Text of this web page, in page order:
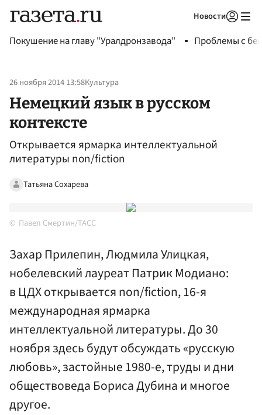
Новости
Покушение на главу "Уралдронзавода" Проблемы с
26 ноября 2014 13:58Культура
Немецкий язык в русском
контексте
Открывается ярмарка интеллектуальной
литературы non/fiction
Татьяна Сохарева
Павел Смертин/ТАСС
Захар Прилепин, Людмила Улицкая,
нобелевский лауреат Патрик Модиано:
в ЦДХ открывается non/fiction, 16-я
международная ярмарка
интеллектуальной литературы. До 30
ноября здесь будут обсуждать «русскую
любовь», застойные 1980-е, труды и дни
обществоведа Бориса Дубина и многое
другое.